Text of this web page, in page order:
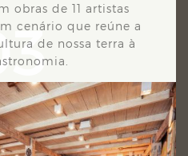
obras de 11 artistas
cenário que reúne a
de nossa terra à